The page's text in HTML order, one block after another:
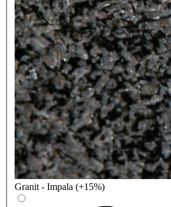
Granit - Impala (+15%)